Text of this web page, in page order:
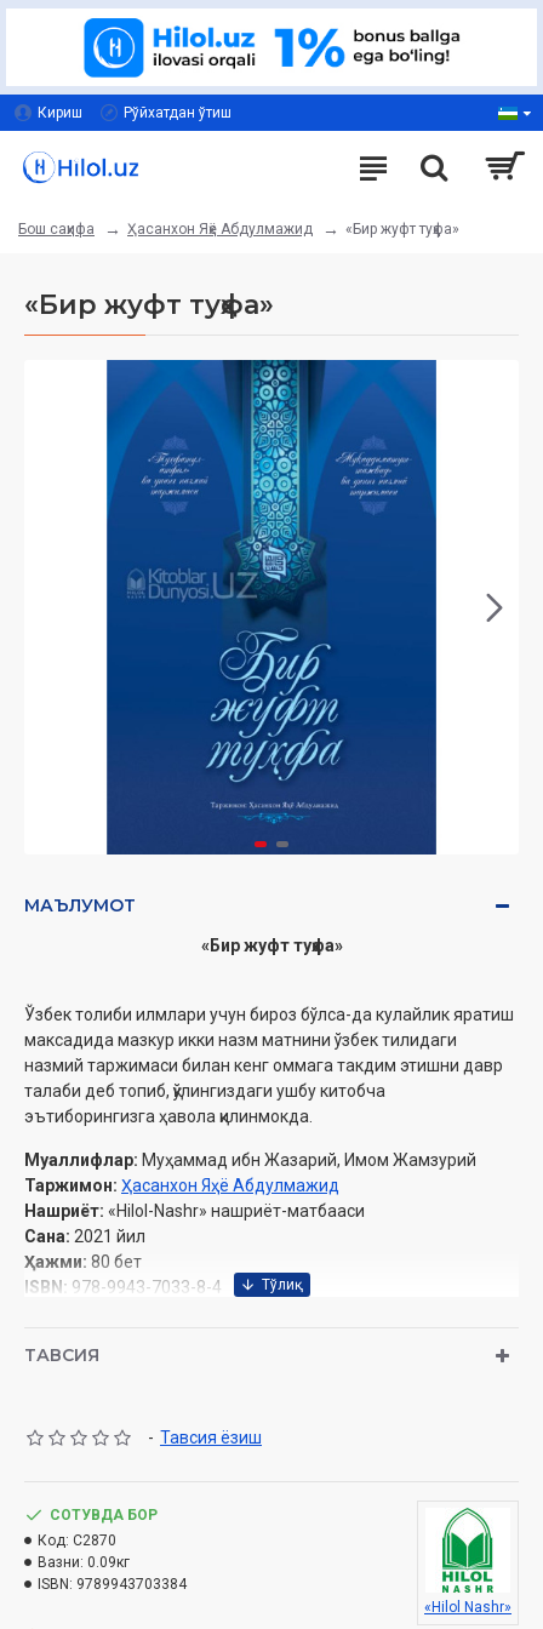
Кириш Рўйхатдан ўтиш
Бош саҳифа Ҳасанхон Яҳё Абдулмажид «Бир жуфт туҳфа»
«Бир жуфт туҳфа»
МАЪЛУМОТ
«Бир жуфт туҳфа»
Ўзбек толиби илмлари учун бироз бўлса-да кулайлик яратиш
максадида мазкур икки назм матнини ўзбек тилидаги
назмий таржимаси билан кенг оммага такдим этишни давр
талаби деб топиб, қўлингиздаги ушбу китобча
эътиборингизга ҳавола қилинмокда.
Муаллифлар: Муҳаммад ибн Жазарий, Имом Жамзурий
Таржимон: Ҳасанхон Яҳё Абдулмажид
Нашриёт: «Hilol-Nashr» нашриёт-матбааси
Сана: 2021 йил
Ҳажми: 80 бет
ISBN: 978-9943-7033-8-4
Ўзбекистон Республикаси Вазирлар Маҳкамаси ҳузуридаги
Дин ишлари бўйича қўмитанинг 2021 йилдаги 03-07/2545-
ТАВСИЯ
- Тавсия ёзиш
СОТУВДА БОР
Код: C2870
Вазни: 0.09кг
ISBN: 9789943703384
«Hilol Nashr»